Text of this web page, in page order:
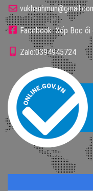
Facebook: Xốp Bọc ổi
Zalo:0394945724